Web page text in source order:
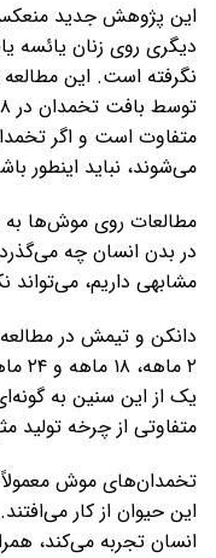
این پژوهش جدید
دیگری روی زنان یائسه
نگرفته است. این
متفاوت است و اگر
می‌شوند، نباید اینطور
مطالعات روی موش‌ها به
در بدن انسان چه
مشابهی داریم، می‌تواند
دانکن و تیمش در
۲
یک از این سنین به
متفاوتی از چرخه تولید
تخمدان‌های موش
این حیوان از کار
انسان تجربه می‌کند،